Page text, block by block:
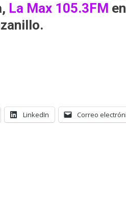
La Max 105.3FM
LinkedIn Correo